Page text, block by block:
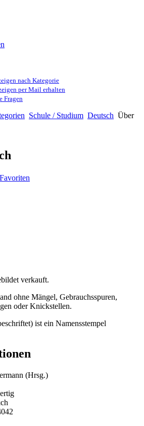
nach Kategorie
per Mail erhalten
Fragen
Schule / Studium Deutsch Über
verkauft.
ohne Mängel, Gebrauchsspuren,
oder Knickstellen.
ist ein Namensstempel
(Hrsg.)